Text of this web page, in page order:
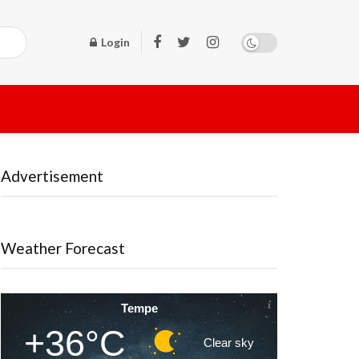
Login
Advertisement
Weather Forecast
Tempe
+36°C Clear sky